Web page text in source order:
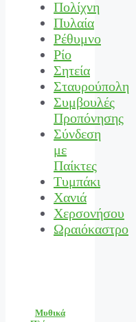
Πολίχνη
Πυλαία
Ρέθυμνο
Ρίο
Σητεία
Σταυρούπολη
Συμβουλές
Προπόνησης
Σύνδεση
με
Παίκτες
Τυμπάκι
Χανιά
Χερσονήσου
Ωραιόκαστρο
Μυθικά